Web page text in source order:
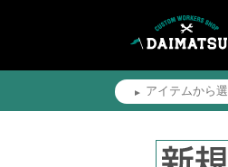
アイテムから選